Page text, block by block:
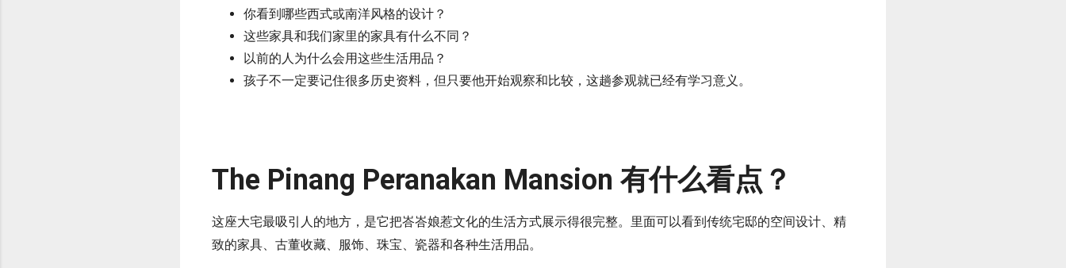
你看到哪些西式或南洋风格的设计？
这些家具和我们家里的家具有什么不同？
以前的人为什么会用这些生活用品？
孩子不一定要记住很多历史资料，但只要他开始观察和比较，这趟参观就已经有学习意义。
The Pinang Peranakan Mansion 有什么看点？
这座大宅最吸引人的地方，是它把峇峇娘惹文化的生活方式展示得很完整。里面可以看到传统宅邸的空间设计、精
致的家具、古董收藏、服饰、珠宝、瓷器和各种生活用品。